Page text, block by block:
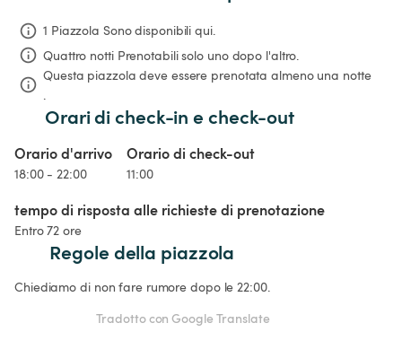
1 Piazzola Sono disponibili qui.
Quattro notti Prenotabili solo uno dopo l'altro.
Questa piazzola deve essere prenotata almeno una notte
Orari di check-in e check-out
Orario d'arrivo
18:00 - 22:00
Orario di check-out
11:00
tempo di risposta alle richieste di prenotazione
Entro 72 ore
Regole della piazzola
Chiediamo di non fare rumore dopo le 22:00.
Tradotto con Google Translate